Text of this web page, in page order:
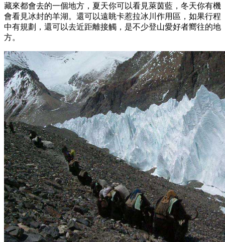
藏來都會去的一個地方，夏天你可以看見萊茵藍，冬天你有機
會看見冰封的羊湖。還可以遠眺卡惹拉冰川作用區，如果行程
中有規劃，還可以去近距離接觸，是不少登山愛好者嚮往的地
方。